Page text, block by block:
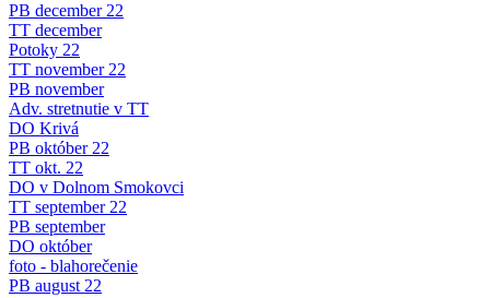
PB december 22
TT december
Potoky 22
TT november 22
PB november
Adv. stretnutie v TT
DO Krivá
PB október 22
TT okt. 22
DO v Dolnom Smokovci
TT september 22
PB september
DO október
foto - blahorečenie
PB august 22